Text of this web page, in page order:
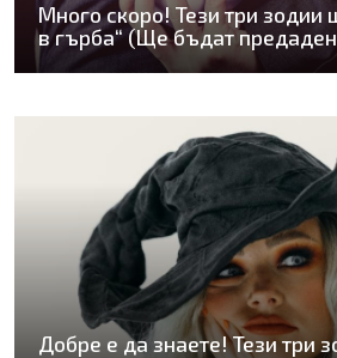
Много скоро! Тези три зодии
в гърба“ (Ще бъдат
Добре е да знаете! Тези три